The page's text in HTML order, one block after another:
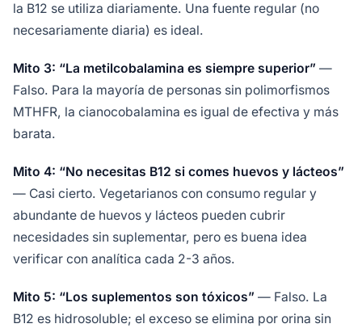
la B12 se utiliza diariamente. Una fuente regular (no
necesariamente diaria) es ideal.
Mito 3: “La metilcobalamina es siempre superior” —
Falso. Para la mayoría de personas sin polimorfismos
MTHFR, la cianocobalamina es igual de efectiva y más
barata.
Mito 4: “No necesitas B12 si comes huevos y lácteos”
— Casi cierto. Vegetarianos con consumo regular y
abundante de huevos y lácteos pueden cubrir
necesidades sin suplementar, pero es buena idea
verificar con analítica cada 2-3 años.
Mito 5: “Los suplementos son tóxicos” — Falso. La
B12 es hidrosoluble; el exceso se elimina por orina sin